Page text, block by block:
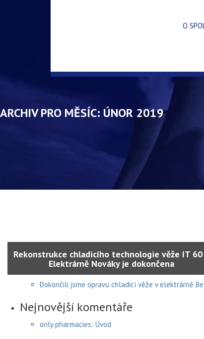
O
ARCHIV PRO MĚSÍC: ÚNOR 2019
Rekonstrukce chladicího technologie věže IT
Elektrárně Nováky je dokončena
Dokončili jsme opravu chladicí věže v elektrárně
Nejnovější komentáře
only pharmacies: Úvod